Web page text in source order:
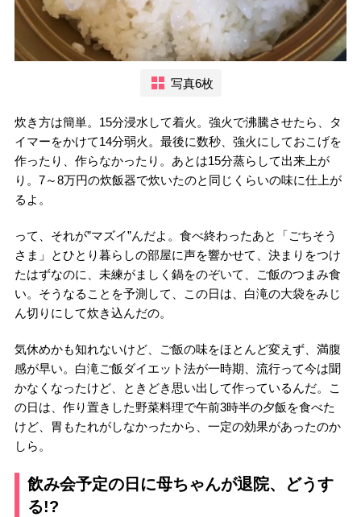
写真6枚
炊き方は簡単。15分浸水して着火。強火で沸騰させたら、タ
イマーをかけて14分弱火。最後に数秒、強火にしておこげを
作ったり、作らなかったり。あとは15分蒸らして出来上が
り。7～8万円の炊飯器で炊いたのと同じくらいの味に仕上が
るよ。
って、それが”マズイ”んだよ。食べ終わったあと「ごちそう
さま」とひとり暮らしの部屋に声を響かせて、決まりをつけ
たはずなのに、未練がましく鍋をのぞいて、ご飯のつまみ食
い。そうなることを予測して、この日は、白滝の大袋をみじ
ん切りにして炊き込んだの。
気休めかも知れないけど、ご飯の味をほとんど変えず、満腹
感が早い。白滝ご飯ダイエット法が一時期、流行って今は聞
かなくなったけど、ときどき思い出して作っているんだ。こ
の日は、作り置きした野菜料理で午前3時半の夕飯を食べた
けど、胃もたれがしなかったから、一定の効果があったのか
しら。
飲み会予定の日に母ちゃんが退院、どうす
る!?